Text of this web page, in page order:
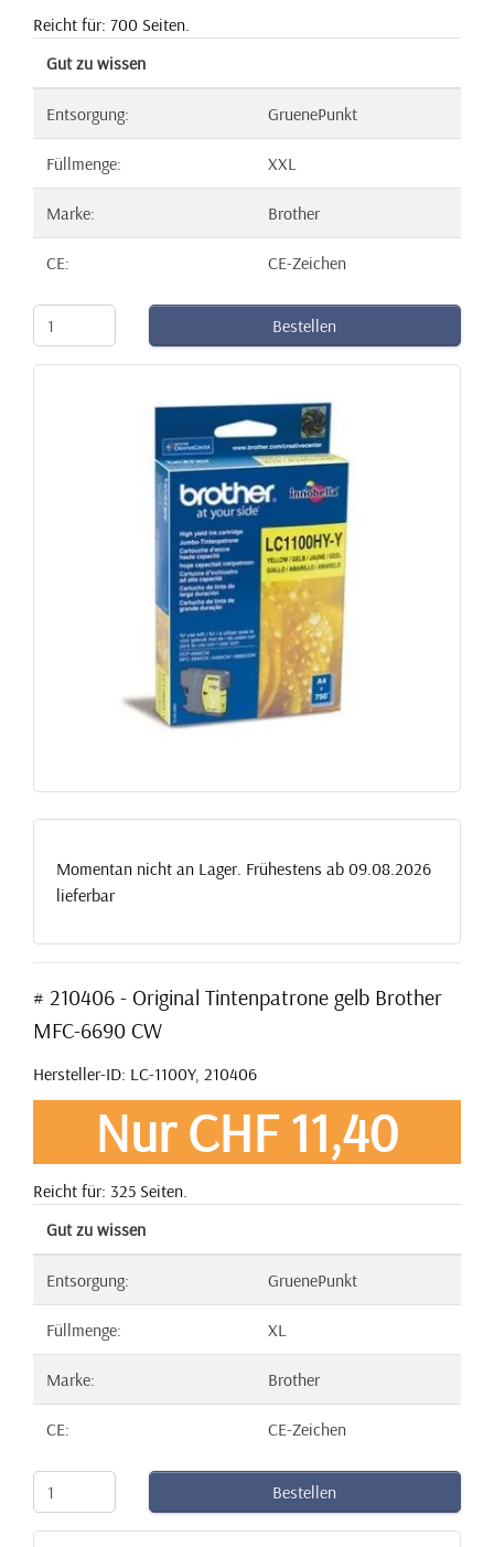
Reicht für: 700 Seiten.
Gut zu wissen
Entsorgung: GruenePunkt
Füllmenge: XXL
Marke: Brother
CE: CE-Zeichen
Bestellen
Momentan nicht an Lager. Frühestens ab 09.08.2026
lieferbar
# 210406 - Original Tintenpatrone gelb Brother
MFC-6690 CW
Hersteller-ID: LC-1100Y, 210406
Nur CHF 11,40
Reicht für: 325 Seiten.
Gut zu wissen
Entsorgung: GruenePunkt
Füllmenge: XL
Marke: Brother
CE: CE-Zeichen
Bestellen